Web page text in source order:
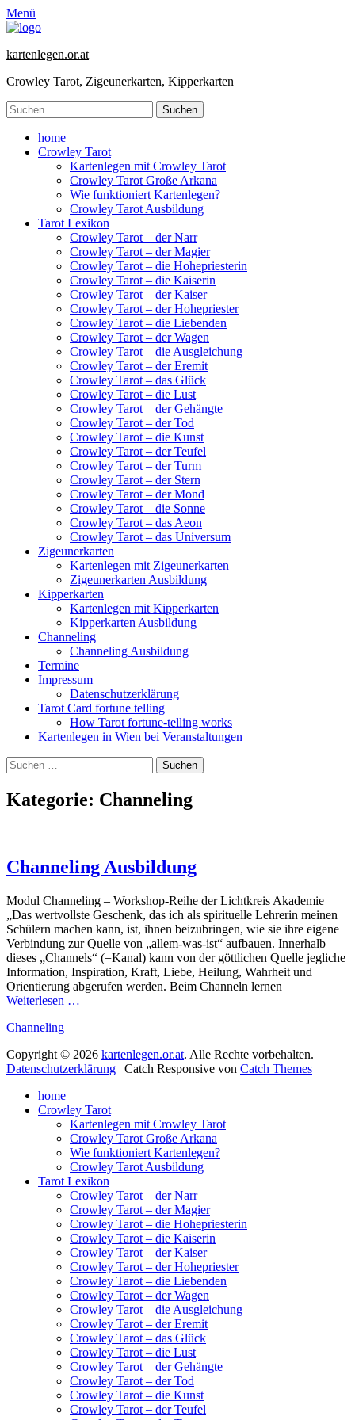
Menü
kartenlegen.or.at
Crowley Tarot, Zigeunerkarten, Kipperkarten
Suchen
nach:
Primäres
Menü
Zum
Inhalt
home
Crowley Tarot
Kartenlegen mit Crowley Tarot
Crowley Tarot Große Arkana
Wie funktioniert Kartenlegen?
Crowley Tarot Ausbildung
Tarot Lexikon
Crowley Tarot – der Narr
Crowley Tarot – der Magier
Crowley Tarot – die Hohepriesterin
Crowley Tarot – die Kaiserin
Crowley Tarot – der Kaiser
Crowley Tarot – der Hohepriester
Crowley Tarot – die Liebenden
Crowley Tarot – der Wagen
Crowley Tarot – die Ausgleichung
Crowley Tarot – der Eremit
Crowley Tarot – das Glück
Crowley Tarot – die Lust
Crowley Tarot – der Gehängte
Crowley Tarot – der Tod
Crowley Tarot – die Kunst
Crowley Tarot – der Teufel
Crowley Tarot – der Turm
Crowley Tarot – der Stern
Crowley Tarot – der Mond
Crowley Tarot – die Sonne
Crowley Tarot – das Aeon
Crowley Tarot – das Universum
Zigeunerkarten
Kartenlegen mit Zigeunerkarten
Zigeunerkarten Ausbildung
Kipperkarten
Kartenlegen mit Kipperkarten
Kipperkarten Ausbildung
Channeling
Channeling Ausbildung
Termine
Impressum
Datenschutzerklärung
Tarot Card fortune telling
How Tarot fortune-telling works
Kartenlegen in Wien bei Veranstaltungen
Suchen
Suchen
nach:
Kategorie: Channeling
Channeling Ausbildung
Modul Channeling – Workshop-Reihe der Lichtkreis Akademie
„Das wertvollste Geschenk, das ich als spirituelle Lehrerin meinen
Schülern machen kann, ist, ihnen beizubringen, wie sie ihre eigene
Verbindung zur Quelle von „allem-was-ist“ aufbauen. Innerhalb
dieses „Channels“ (=Kanal) kann von der göttlichen Quelle jegliche
Information, Inspiration, Kraft, Liebe, Heilung, Wahrheit und
Orientierung abgerufen werden. Beim Channeln lernen
Weiterlesen …
Schlagworte
Channeling
Copyright © 2026 kartenlegen.or.at. Alle Rechte vorbehalten.
Datenschutzerklärung | Catch Responsive von Catch Themes
oben
scrollen
home
Crowley Tarot
Kartenlegen mit Crowley Tarot
Crowley Tarot Große Arkana
Wie funktioniert Kartenlegen?
Crowley Tarot Ausbildung
Tarot Lexikon
Crowley Tarot – der Narr
Crowley Tarot – der Magier
Crowley Tarot – die Hohepriesterin
Crowley Tarot – die Kaiserin
Crowley Tarot – der Kaiser
Crowley Tarot – der Hohepriester
Crowley Tarot – die Liebenden
Crowley Tarot – der Wagen
Crowley Tarot – die Ausgleichung
Crowley Tarot – der Eremit
Crowley Tarot – das Glück
Crowley Tarot – die Lust
Crowley Tarot – der Gehängte
Crowley Tarot – der Tod
Crowley Tarot – die Kunst
Crowley Tarot – der Teufel